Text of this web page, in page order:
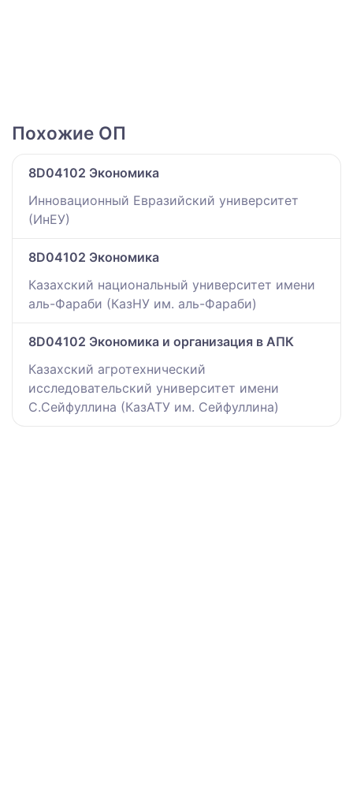
Похожие ОП
8D04102 Экономика
Инновационный Евразийский университет
(ИнЕУ)
8D04102 Экономика
Казахский национальный университет имени
аль-Фараби (КазНУ им. аль-Фараби)
8D04102 Экономика и организация в АПК
Казахский агротехнический
исследовательский университет имени
С.Сейфуллина (КазАТУ им. Сейфуллина)